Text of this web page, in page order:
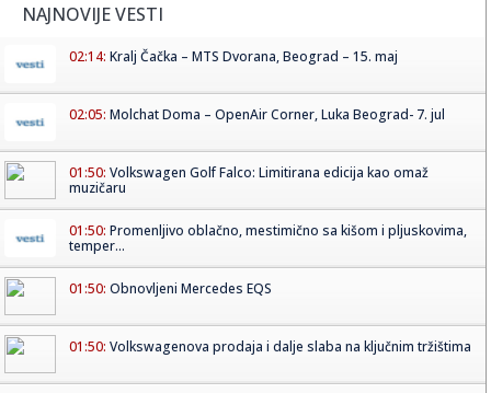
NAJNOVIJE VESTI
02:14: Kralj Čačka – MTS Dvorana, Beograd – 15. maj
02:05: Molchat Doma – OpenAir Corner, Luka Beograd- 7. jul
01:50: Volkswagen Golf Falco: Limitirana edicija kao omaž
muzičaru
01:50: Promenljivo oblačno, mestimično sa kišom i pljuskovima,
temper...
01:50: Obnovljeni Mercedes EQS
01:50: Volkswagenova prodaja i dalje slaba na ključnim tržištima